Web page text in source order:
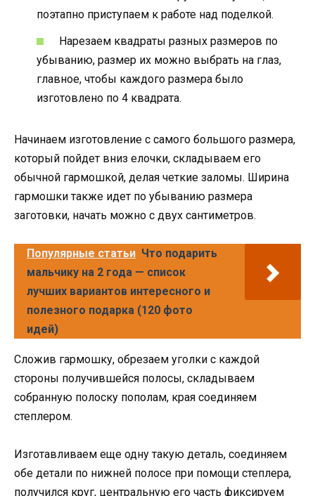
поэтапно приступаем к работе над поделкой.
Нарезаем квадраты разных размеров по
убыванию, размер их можно выбрать на глаз,
главное, чтобы каждого размера было
изготовлено по 4 квадрата.
Начинаем изготовление с самого большого размера,
который пойдет вниз елочки, складываем его
обычной гармошкой, делая четкие заломы. Ширина
гармошки также идет по убыванию размера
заготовки, начать можно с двух сантиметров.
Популярные статьи Что подарить
мальчику на 2 года — список
лучших вариантов интересного и
полезного подарка (120 фото
идей)
Сложив гармошку, обрезаем уголки с каждой
стороны получившейся полосы, складываем
собранную полоску пополам, края соединяем
степлером.
Изготавливаем еще одну такую деталь, соединяем
обе детали по нижней полосе при помощи степлера,
получился круг, центральную его часть фиксируем